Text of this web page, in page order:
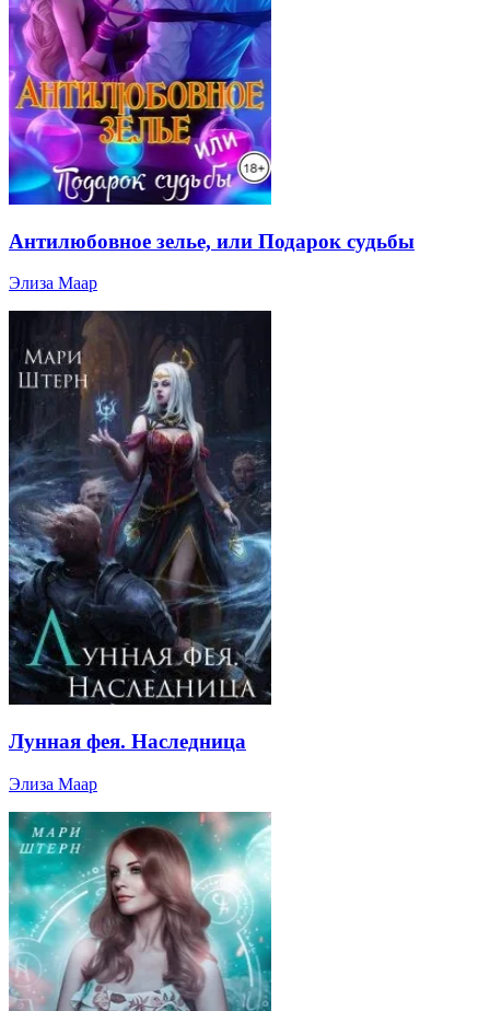
Антилюбовное зелье, или Подарок судьбы
Элиза Маар
Лунная фея. Наследница
Элиза Маар